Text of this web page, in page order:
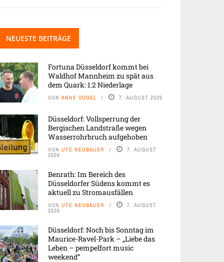
NEUESTE BEITRÄGE
Fortuna Düsseldorf kommt bei
Waldhof Mannheim zu spät aus
dem Quark: 1:2 Niederlage
VON ANNE VOGEL 7. AUGUST 2026
Düsseldorf: Vollsperrung der
Bergischen Landstraße wegen
Wasserrohrbruch aufgehoben
VON UTE NEUBAUER 7. AUGUST
2026
Benrath: Im Bereich des
Düsseldorfer Südens kommt es
aktuell zu Stromausfällen
VON UTE NEUBAUER 7. AUGUST
2026
Düsseldorf: Noch bis Sonntag im
Maurice-Ravel-Park – „Liebe das
Leben – pempelfort music
weekend“